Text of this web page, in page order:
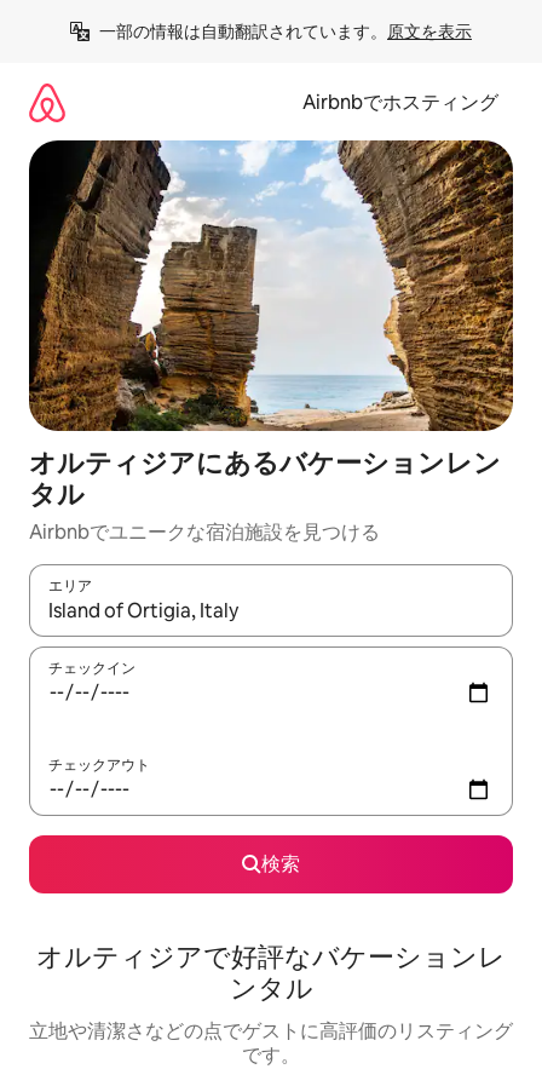
一部の情報は自動翻訳されています。 原文を表示
Airbnbでホスティング
オルティジアにあるバケーションレン
タル
Airbnbでユニークな宿泊施設を見つける
エリア
検索結果が表示されたら、上下の矢印キーを使って移動するか
チェックイン
チェックアウト
検索
オルティジアで好評なバケーションレ
ンタル
立地や清潔さなどの点でゲストに高評価のリスティング
です。